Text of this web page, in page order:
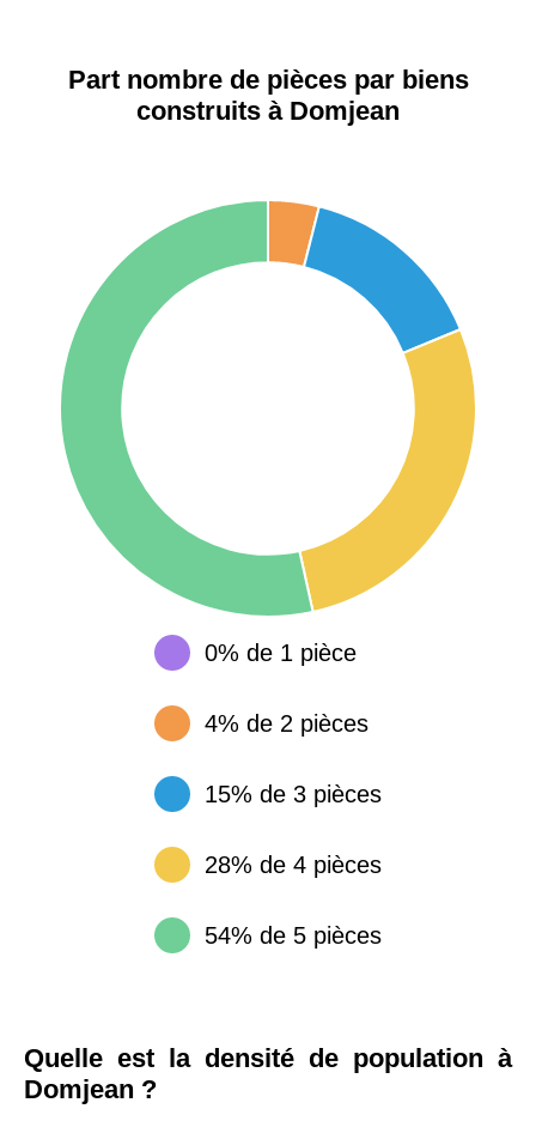
Étienne
Paris
arrondissement
15 155 €
83000 - Toulon
38000 - Grenoble 3 382 €
Part nombre de pièces par biens
construits à Domjean
0% de 1 pièce
4% de 2 pièces
15% de 3 pièces
28% de 4 pièces
54% de 5 pièces
Quelle est la densité de population à
Domjean ?